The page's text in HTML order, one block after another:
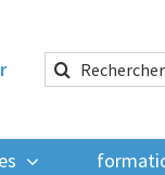
Rechercher: